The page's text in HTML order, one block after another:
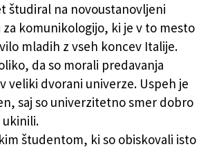
študiral na novoustanovljeni
komunikologijo, ki je v to mesto
mladih z vseh koncev Italije.
da so morali predavanja
veliki dvorani univerze. Uspeh je
saj so univerzitetno smer dobro
študentom, ki so obiskovali isto